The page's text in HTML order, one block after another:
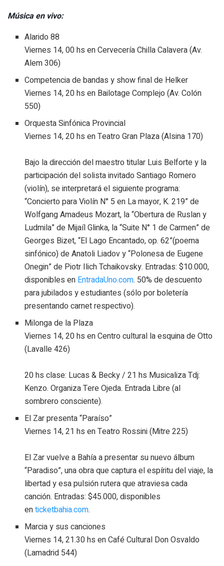
Música en vivo:
Alarido 88
Viernes 14, 00 hs en Cervecería Chilla Calavera (Av.
Alem 306)
Competencia de bandas y show final de Helker
Viernes 14, 20 hs en Bailotage Complejo (Av. Colón
550)
Orquesta Sinfónica Provincial
Viernes 14, 20 hs en Teatro Gran Plaza (Alsina 170)
Bajo la dirección del maestro titular Luis Belforte y la
participación del solista invitado Santiago Romero
(violín), se interpretará el siguiente programa:
“Concierto para Violín N° 5 en La mayor, K. 219” de
Wolfgang Amadeus Mozart, la “Obertura de Ruslan y
Ludmila” de Mijaíl Glinka, la “Suite N° 1 de Carmen” de
Georges Bizet, “El Lago Encantado, op. 62”(poema
sinfónico) de Anatoli Liadov y “Polonesa de Eugene
Onegin” de Piotr Ilich Tchaikovsky. Entradas: $10.000,
disponibles en EntradaUno.com. 50% de descuento
para jubilados y estudiantes (sólo por boletería
presentando carnet respectivo).
Milonga de la Plaza
Viernes 14, 20 hs en Centro cultural la esquina de Otto
(Lavalle 426)
20 hs clase: Lucas & Becky / 21 hs Musicaliza Tdj:
Kenzo. Organiza Tere Ojeda. Entrada Libre (al
sombrero consciente).
El Zar presenta “Paraíso”
Viernes 14, 21 hs en Teatro Rossini (Mitre 225)
El Zar vuelve a Bahía a presentar su nuevo álbum
“Paradiso”, una obra que captura el espíritu del viaje, la
libertad y esa pulsión rutera que atraviesa cada
canción. Entradas: $45.000, disponibles
enticketbahia.com.
Marcia y sus canciones
Viernes 14, 21.30 hs en Café Cultural Don Osvaldo
(Lamadrid 544)